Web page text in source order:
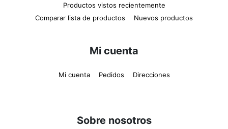
Productos vistos recientemente
Comparar lista de productos
Nuevos productos
Mi cuenta
Mi cuenta Pedidos Direcciones
Sobre nosotros